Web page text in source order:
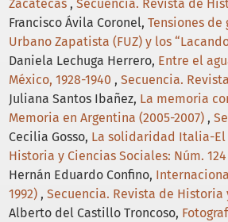
Zacatecas , Secuencia. Revista de
Francisco Ávila Coronel, Tensiones
Urbano Zapatista (FUZ) y los
Daniela Lechuga Herrero, Entre el
México, 1928-1940 , Secuencia.
Juliana Santos Ibañez, La memoria
Memoria en Argentina (2005-2007) ,
Cecilia Gosso, La solidaridad Italia-El
Historia y Ciencias Sociales: Núm.
Hernán Eduardo Confino,
1992) , Secuencia. Revista de Historia
Alberto del Castillo Troncoso,